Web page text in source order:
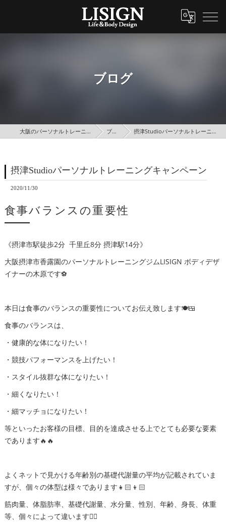
ブログ
大阪のパーソナルトレーニングはLISIGN ブログ 摂津Studioパーソナルトレーニングキャンペーン
摂津Studioパーソナルトレーニングキャンペーン
2020/11/30
食事バランスの重要性
《摂津市駅徒歩2分 千里丘8分 摂津駅14分》
大阪摂津市香露園のパーソナルトレーニングジムLISIGN ボディデザ
イナーの木原です⚽️
本日は食事のバランスの重要性についてお伝え致します🍽🍱
食事のバランスは、
・健康的な体になりたい！
・競技パフォーマンスを上げたい！
・スタイル抜群な体になりたい！
・細くなりたい！
・細マッチョになりたい！
等といったお客様の目標、目的を達成させる上でとても必要な要素
であります🔥🔥
よくネットで見かける年齢別の基礎代謝量の平均が記載されていま
すが、個々の体型は様々であります👧🏻👦🏻
筋肉量、体脂肪率、基礎代謝量、水分量、性別、年齢、身長、体重
等、個々によって違います🙅‍♂️